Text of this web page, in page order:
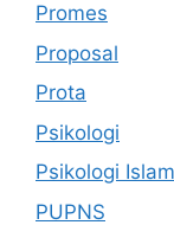
Promes
Proposal
Prota
Psikologi
Psikologi Islam
PUPNS